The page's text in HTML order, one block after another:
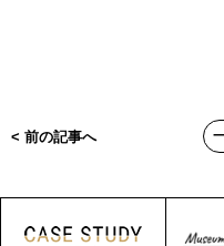
< 前の記事へ